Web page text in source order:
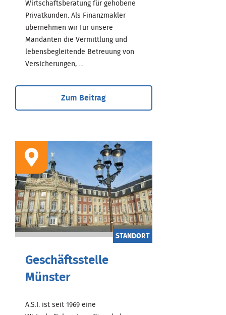
Wirtschaftsberatung für gehobene
Privatkunden. Als Finanzmakler
übernehmen wir für unsere
Mandanten die Vermittlung und
lebensbegleitende Betreuung von
Versicherungen, ...
Zum Beitrag
STANDORT
Geschäftsstelle
Münster
A.S.I. ist seit 1969 eine